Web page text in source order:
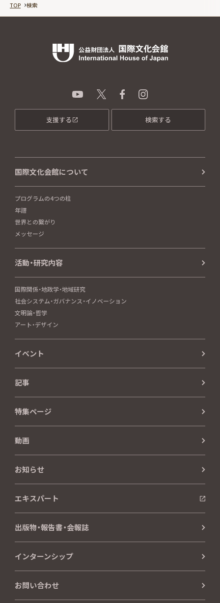
TOP 検索
支援する 検索する
国際文化会館について
プログラムの4つの柱
年譜
世界との繋がり
メッセージ
活動・研究内容
国際関係・地政学・地域研究
社会システム・ガバナンス・イノベーション
文明論・哲学
アート・デザイン
イベント
記事
特集ページ
動画
お知らせ
エキスパート
出版物・報告書・会報誌
インターンシップ
お問い合わせ